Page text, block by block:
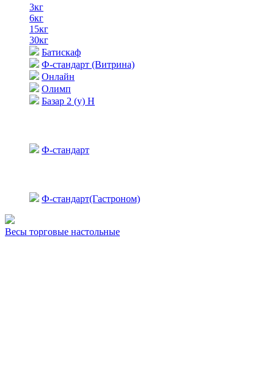
3кг
6кг
15кг
30кг
Батискаф
Ф-стандарт (Витрина)
Онлайн
Олимп
Базар 2 (у) Н
Ф-стандарт
Ф-стандарт(Гастроном)
Весы торговые настольные